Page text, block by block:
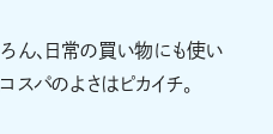
ん、日常の買い物にも使い
パのよさはピカイチ。